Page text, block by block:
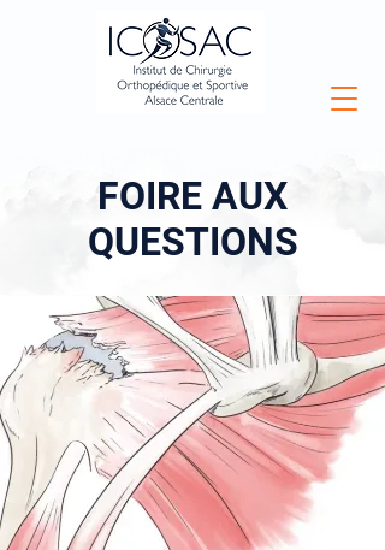
FOIRE AUX
QUESTIONS